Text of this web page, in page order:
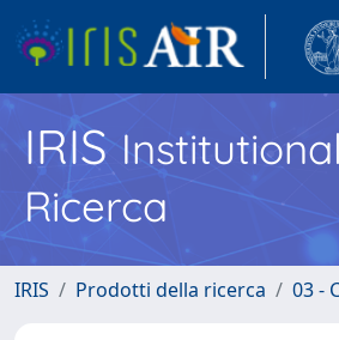
IRIS
Ricerca
IRIS Prodotti della ricerca 03 -